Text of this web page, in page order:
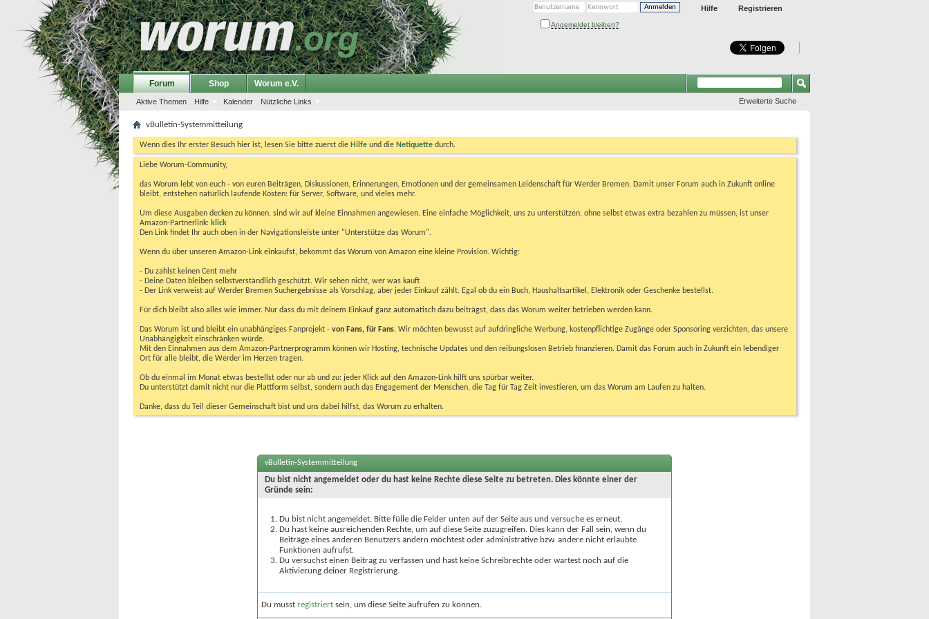
Registrieren
Hilfe
Angemeldet bleiben?
Forum
Aktive Themen Hilfe Kalender Nützliche Links
Shop Worum e.V.
Erweiterte Suche
vBulletin-Systemmitteilung
Wenn dies Ihr erster Besuch hier ist, lesen Sie bitte zuerst die Hilfe und die Netiquette durch.
Liebe Worum-Community,
das Worum lebt von euch - von euren Beiträgen, Diskussionen, Erinnerungen, Emotionen und der gemeinsamen Leidenschaft für Werder Bremen. Damit unser Forum auch in Zukunft online
bleibt, entstehen natürlich laufende Kosten: für Server, Software, und vieles mehr.
Um diese Ausgaben decken zu können, sind wir auf kleine Einnahmen angewiesen. Eine einfache Möglichkeit, uns zu unterstützen, ohne selbst etwas extra bezahlen zu müssen, ist unser
Amazon-Partnerlink: klick
Den Link findet Ihr auch oben in der Navigationsleiste unter "Unterstütze das Worum".
Wenn du über unseren Amazon-Link einkaufst, bekommt das Worum von Amazon eine kleine Provision. Wichtig:
- Du zahlst keinen Cent mehr
- Deine Daten bleiben selbstverständlich geschützt. Wir sehen nicht, wer was kauft
- Der Link verweist auf Werder Bremen Suchergebnisse als Vorschlag, aber jeder Einkauf zählt. Egal ob du ein Buch, Haushaltsartikel, Elektronik oder Geschenke bestellst.
Für dich bleibt also alles wie immer. Nur dass du mit deinem Einkauf ganz automatisch dazu beiträgst, dass das Worum weiter betrieben werden kann.
Das Worum ist und bleibt ein unabhängiges Fanprojekt - von Fans, für Fans. Wir möchten bewusst auf aufdringliche Werbung, kostenpflichtige Zugänge oder Sponsoring verzichten, das unsere
Unabhängigkeit einschränken würde.
Mit den Einnahmen aus dem Amazon-Partnerprogramm können wir Hosting, technische Updates und den reibungslosen Betrieb finanzieren. Damit das Forum auch in Zukunft ein lebendiger
Ort für alle bleibt, die Werder im Herzen tragen.
Ob du einmal im Monat etwas bestellst oder nur ab und zu: jeder Klick auf den Amazon-Link hilft uns spürbar weiter.
Du unterstützt damit nicht nur die Plattform selbst, sondern auch das Engagement der Menschen, die Tag für Tag Zeit investieren, um das Worum am Laufen zu halten.
Danke, dass du Teil dieser Gemeinschaft bist und uns dabei hilfst, das Worum zu erhalten.
vBulletin-Systemmitteilung
Du bist nicht angemeldet oder du hast keine Rechte diese Seite zu betreten. Dies könnte einer der
Gründe sein:
Du bist nicht angemeldet. Bitte fülle die Felder unten auf der Seite aus und versuche es erneut.
Du hast keine ausreichenden Rechte, um auf diese Seite zuzugreifen. Dies kann der Fall sein, wenn du
Beiträge eines anderen Benutzers ändern möchtest oder administrative bzw. andere nicht erlaubte
Funktionen aufrufst.
Du versuchst einen Beitrag zu verfassen und hast keine Schreibrechte oder wartest noch auf die
Aktivierung deiner Registrierung.
Du musst registriert sein, um diese Seite aufrufen zu können.